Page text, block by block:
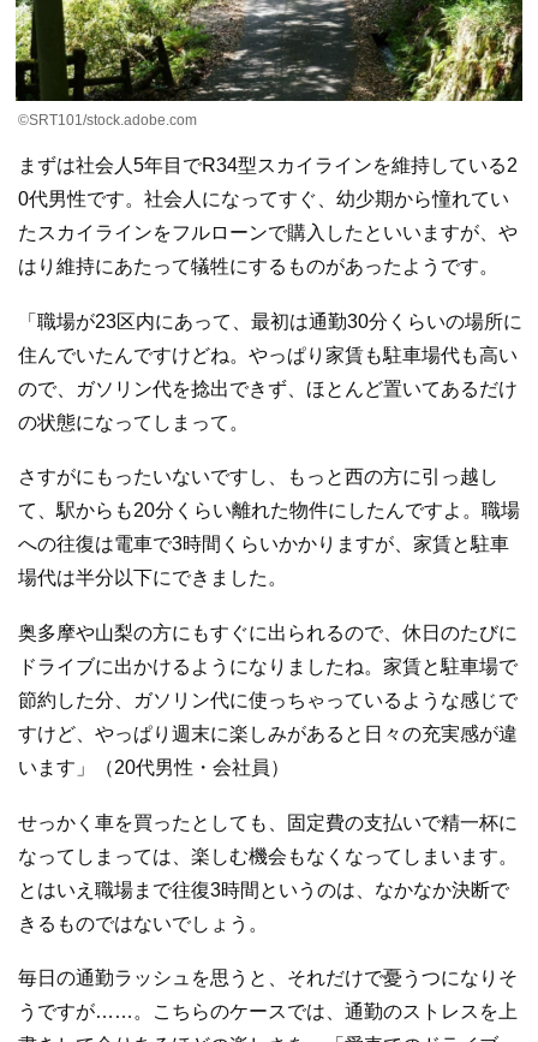
©SRT101/stock.adobe.com
まずは社会人5年目でR34型スカイラインを維持している2
0代男性です。社会人になってすぐ、幼少期から憧れてい
たスカイラインをフルローンで購入したといいますが、や
はり維持にあたって犠牲にするものがあったようです。
「職場が23区内にあって、最初は通勤30分くらいの場所に
住んでいたんですけどね。やっぱり家賃も駐車場代も高い
ので、ガソリン代を捻出できず、ほとんど置いてあるだけ
の状態になってしまって。
さすがにもったいないですし、もっと西の方に引っ越し
て、駅からも20分くらい離れた物件にしたんですよ。職場
への往復は電車で3時間くらいかかりますが、家賃と駐車
場代は半分以下にできました。
奥多摩や山梨の方にもすぐに出られるので、休日のたびに
ドライブに出かけるようになりましたね。家賃と駐車場で
節約した分、ガソリン代に使っちゃっているような感じで
すけど、やっぱり週末に楽しみがあると日々の充実感が違
います」（20代男性・会社員）
せっかく車を買ったとしても、固定費の支払いで精一杯に
なってしまっては、楽しむ機会もなくなってしまいます。
とはいえ職場まで往復3時間というのは、なかなか決断で
きるものではないでしょう。
毎日の通勤ラッシュを思うと、それだけで憂うつになりそ
うですが……。こちらのケースでは、通勤のストレスを上